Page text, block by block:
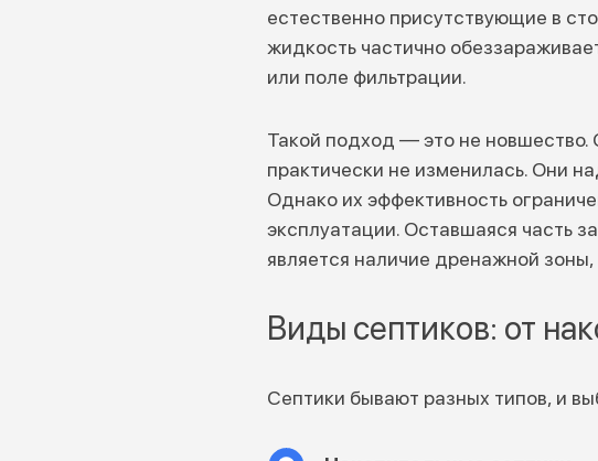
естественно присутствующие в
жидкость частично
или поле фильтрации.
Такой подход — это не новшество.
практически не изменилась. Они
Однако их эффективность
эксплуатации. Оставшаяся часть
является наличие дренажной
Виды септиков: от
Септики бывают разных типов, и